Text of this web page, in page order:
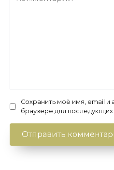
Сохранить моё имя, email и
браузере для